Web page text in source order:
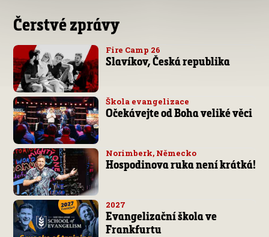
Čerstvé zprávy
Fire Camp 26
Slavíkov, Česká republika
Škola evangelizace
Očekávejte od Boha veliké věci
Norimberk, Německo
Hospodinova ruka není krátká!
2027
Evangelizační škola ve
Frankfurtu